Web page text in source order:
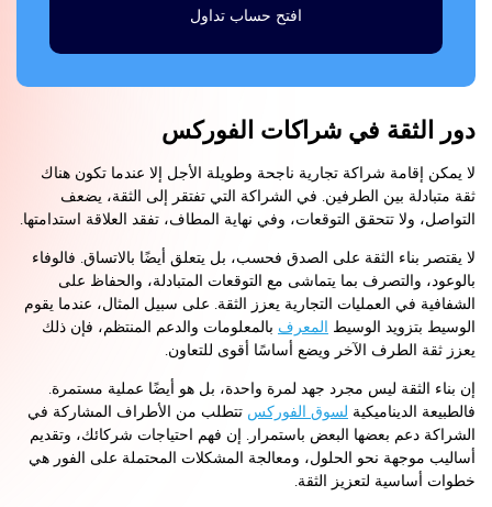
افتح حساب تداول
دور الثقة في شراكات الفوركس
لا يمكن إقامة شراكة تجارية ناجحة وطويلة الأجل إلا عندما تكون هناك
ثقة متبادلة بين الطرفين. في الشراكة التي تفتقر إلى الثقة، يضعف
التواصل، ولا تتحقق التوقعات، وفي نهاية المطاف، تفقد العلاقة استدامتها.
لا يقتصر بناء الثقة على الصدق فحسب، بل يتعلق أيضًا بالاتساق. فالوفاء
بالوعود، والتصرف بما يتماشى مع التوقعات المتبادلة، والحفاظ على
الشفافية في العمليات التجارية يعزز الثقة. على سبيل المثال، عندما يقوم
الوسيط بتزويد الوسيط المعرف بالمعلومات والدعم المنتظم، فإن ذلك
يعزز ثقة الطرف الآخر ويضع أساسًا أقوى للتعاون.
إن بناء الثقة ليس مجرد جهد لمرة واحدة، بل هو أيضًا عملية مستمرة.
فالطبيعة الديناميكية لسوق الفوركس تتطلب من الأطراف المشاركة في
الشراكة دعم بعضها البعض باستمرار. إن فهم احتياجات شركائك، وتقديم
أساليب موجهة نحو الحلول، ومعالجة المشكلات المحتملة على الفور هي
خطوات أساسية لتعزيز الثقة.